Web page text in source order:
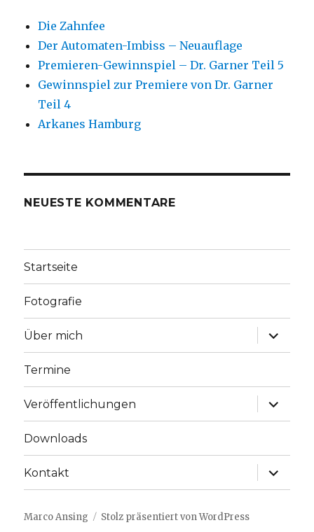
Die Zahnfee
Der Automaten-Imbiss – Neuauflage
Premieren-Gewinnspiel – Dr. Garner Teil 5
Gewinnspiel zur Premiere von Dr. Garner
Teil 4
Arkanes Hamburg
NEUESTE KOMMENTARE
Startseite
Fotografie
Über mich
Termine
Veröffentlichungen
Downloads
Kontakt
Marco Ansing Stolz präsentiert von WordPress